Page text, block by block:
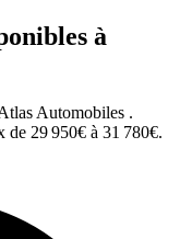
à
Automobiles .
de 29 950€ à 31 780€.